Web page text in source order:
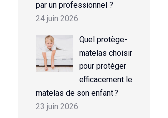
par un professionnel ?
24 juin 2026
Quel protège-
matelas choisir
pour protéger
efficacement le
matelas de son enfant ?
23 juin 2026